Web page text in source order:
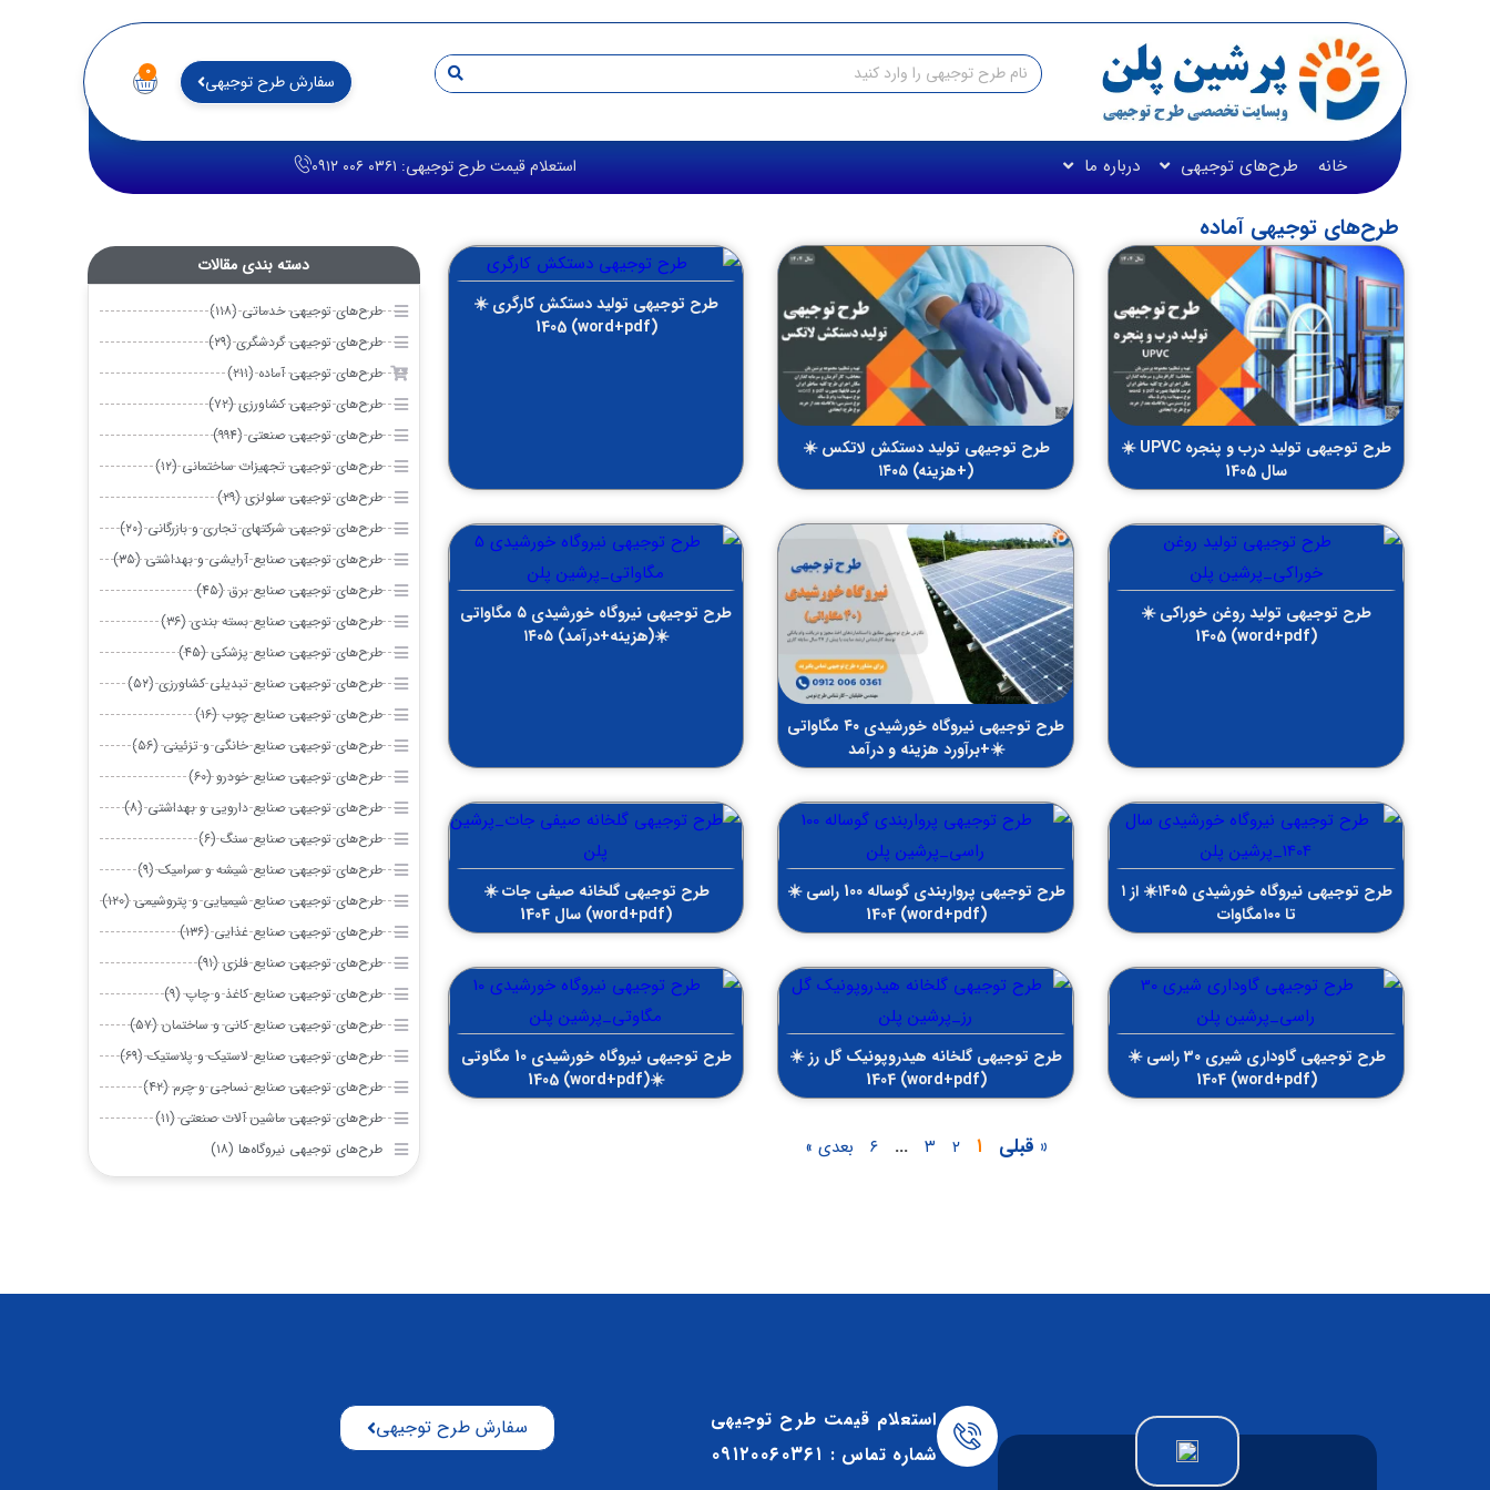
سفارش طرح توجیهی ۰
خانه طرح‌های توجیهی درباره ما استعلام قیمت طرح توجیهی: ۰۳۶۱ ۰۰۶ ۰۹۱۲
طرح‌های توجیهی آماده
طرح توجیهی تولید درب و پنجره UPVC ☀️
سال 1405
طرح توجیهی تولید دستکش لاتکس ☀️
(+هزینه) ۱۴۰۵
طرح توجیهی تولید دستکش کارگری ☀️
(word+pdf) 1405
طرح توجیهی تولید روغن خوراکی ☀️
(word+pdf) 1405
طرح توجیهی نیروگاه خورشیدی ۴۰ مگاواتی
☀️+برآورد هزینه و درآمد
طرح توجیهی نیروگاه خورشیدی ۵ مگاواتی
☀️(هزینه+درآمد) ۱۴۰۵
طرح توجیهی نیروگاه خورشیدی ۱۴۰۵☀️ از ۱
تا ۱۰۰مگاوات
طرح توجیهی پرواربندی گوساله 100 راسی ☀️
(word+pdf) 1404
طرح توجیهی گلخانه صیفی جات ☀️
(word+pdf) سال 1404
طرح توجیهی گاوداری شیری 30 راسی ☀️
(word+pdf) 1404
طرح توجیهی گلخانه هیدروپونیک گل رز ☀️
(word+pdf) 1404
طرح توجیهی نیروگاه خورشیدی 10 مگاوتی
☀️(word+pdf) 1405
« قبلی ۱ ۲ ۳ … ۶ بعدی »
دسته بندی مقالات
طرح‌های توجیهی خدماتی (۱۱۸)
طرح‌های توجیهی گردشگری (۲۹)
طرح‌های توجیهی آماده (۲۱۱)
طرح‌های توجیهی کشاورزی (۷۲)
طرح‌های توجیهی صنعتی (۹۹۴)
طرح‌های توجیهی تجهیزات ساختمانی (۱۲)
طرح‌های توجیهی سلولزی (۲۹)
طرح‌های توجیهی شرکتهای تجاری و بازرگانی (۲۰)
طرح‌های توجیهی صنایع آرایشی و بهداشتی (۳۵)
طرح‌های توجیهی صنایع برق (۴۵)
طرح‌های توجیهی صنایع بسته بندی (۳۶)
طرح‌های توجیهی صنایع پزشکی (۴۵)
طرح‌های توجیهی صنایع تبدیلی کشاورزی (۵۲)
طرح‌های توجیهی صنایع چوب (۱۶)
طرح‌های توجیهی صنایع خانگی و تزئینی (۵۶)
طرح‌های توجیهی صنایع خودرو (۶۰)
طرح‌های توجیهی صنایع دارویی و بهداشتی (۸)
طرح‌های توجیهی صنایع سنگ (۶)
طرح‌های توجیهی صنایع شیشه و سرامیک (۹)
طرح‌های توجیهی صنایع شیمیایی و پتروشیمی (۱۲۰)
طرح‌های توجیهی صنایع غذایی (۱۳۶)
طرح‌های توجیهی صنایع فلزی (۹۱)
طرح‌های توجیهی صنایع کاغذ و چاپ (۹)
طرح‌های توجیهی صنایع کانی و ساختمان (۵۷)
طرح‌های توجیهی صنایع لاستیک و پلاستیک (۶۹)
طرح‌های توجیهی صنایع نساجی و چرم (۴۲)
طرح‌های توجیهی ماشین آلات صنعتی (۱۱)
طرح‌های توجیهی نیروگاه‌ها (۱۸)
استعلام قیمت طرح توجیهی
شماره تماس :
سفارش طرح توجیهی